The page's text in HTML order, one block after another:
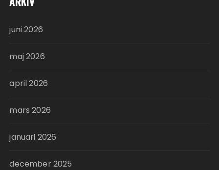
juni 2026
maj 2026
april 2026
mars 2026
januari 2026
december 2025